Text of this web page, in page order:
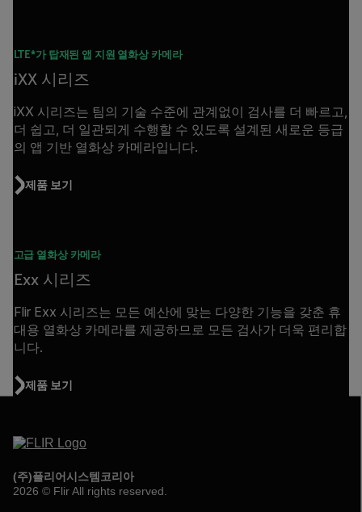
LTE*가 탑재된 앱 지원 열화상 카메라
iXX 시리즈
iXX 시리즈는 팀의 기술 수준에 관계없이 검사를 더 빠르고,
더 쉽고, 더 일관되게 수행할 수 있도록 설계된 새로운 등급
의 앱 기반 열화상 카메라입니다.
제품 보기
고급 열화상 카메라
Exx 시리즈
Flir Exx 시리즈는 모든 예산에 맞는 다양한 기능을 갖춘 휴
대용 열화상 카메라를 제공하므로 모든 검사가 더욱 편리합
니다.
제품 보기
(주)플리어시스템코리아
2026 © Flir All rights reserved.